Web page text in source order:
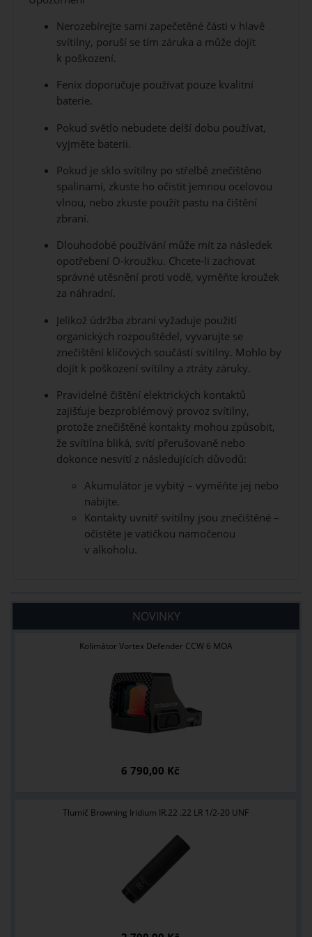
Nerozebírejte sami zapečetěné části v hlavě
svítilny, poruší se tím záruka a může dojít
k poškození.
Fenix doporučuje používat pouze kvalitní
baterie.
Pokud světlo nebudete delší dobu používat,
vyjměte baterii.
Pokud je sklo svítilny po střelbě znečištěno
spalinami, zkuste ho očistit jemnou ocelovou
vlnou, nebo zkuste použít pastu na čištění
zbraní.
Dlouhodobé používání může mít za následek
opotřebení O-kroužku. Chcete-li zachovat
správné utěsnění proti vodě, vyměňte kroužek
za náhradní.
Jelikož údržba zbraní vyžaduje použití
organických rozpouštědel, vyvarujte se
znečištění klíčových součástí svítilny. Mohlo by
dojít k poškození svítilny a ztráty záruky.
Pravidelné čištění elektrických kontaktů
zajišťuje bezproblémový provoz svítilny,
protože znečištěné kontakty mohou způsobit,
že svítilna bliká, svítí přerušovaně nebo
dokonce nesvítí z následujících důvodů:
Akumulátor je vybitý – vyměňte jej nebo
nabijte.
Kontakty uvnitř svítilny jsou znečištěné –
očistěte je vatičkou namočenou
v alkoholu.
NOVINKY
Kolimátor Vortex Defender CCW 6 MOA
6 790,00 Kč
Tlumič Browning Iridium IR.22 .22 LR 1/2-20 UNF